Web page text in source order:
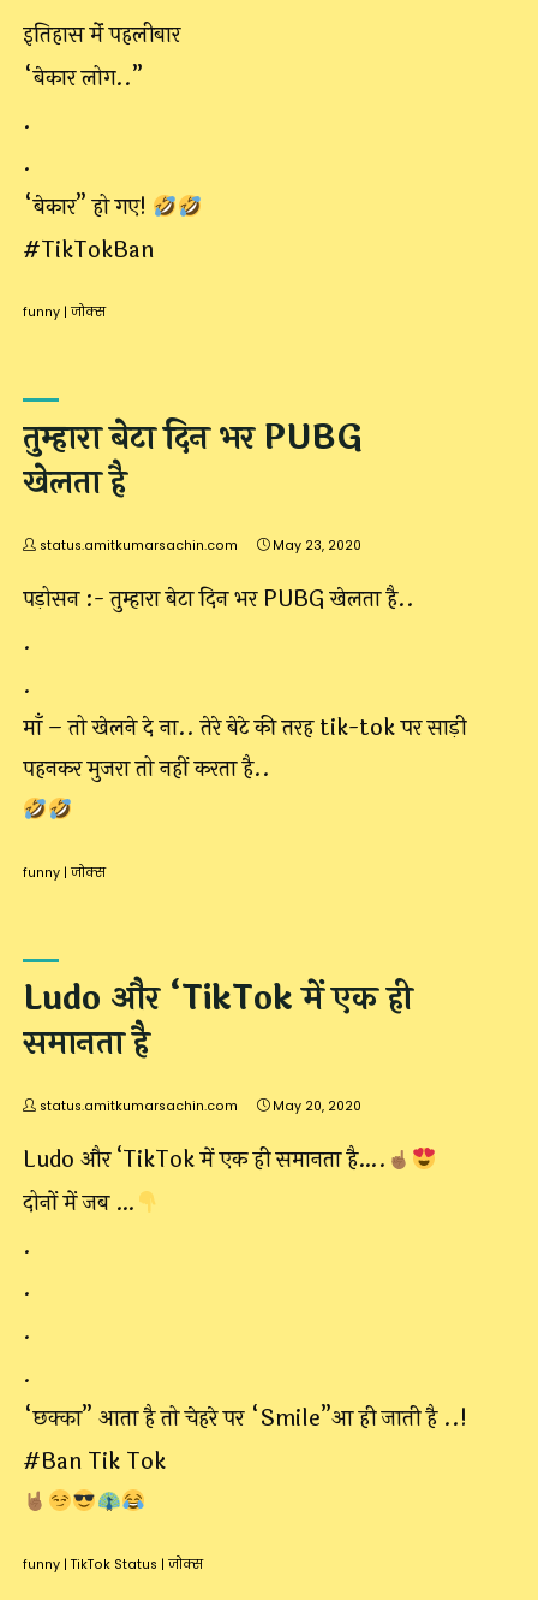
इतिहास मेंं पहलीबार
“बेकार लोग..”
.
.
“बेकार” हो गए!
#TikTokBan
funny | जोक्स
तुम्हारा बेटा दिन भर PUBG
खेलता है
status.amitkumarsachin.com May 23, 2020
पड़ोसन :- तुम्हारा बेटा दिन भर PUBG खेलता है..
.
.
माँ – तो खेलने दे ना.. तेरे बेटे की तरह tik-tok पर साड़ी
पहनकर मुजरा तो नहीं करता है..
funny | जोक्स
Ludo और ‘TikTok में एक ही
समानता है
status.amitkumarsachin.com May 20, 2020
Ludo और ‘TikTok में एक ही समानता है….
दोनों में जब …
.
.
.
.
“छक्का” आता है तो चेहरे पर “Smile”आ ही जाती है ..!
#Ban Tik Tok
funny | TikTok Status | जोक्स